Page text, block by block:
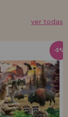
ver todas
-5%